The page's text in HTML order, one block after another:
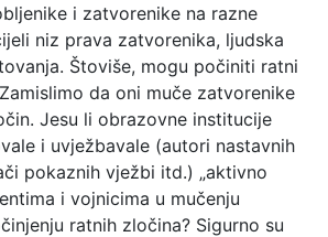
i zatvorenike na razne
niz prava zatvorenika, ljudska
Štoviše, mogu počiniti ratni
da oni muče zatvorenike
Jesu li obrazovne institucije
i uvježbavale (autori nastavnih
pokaznih vježbi itd.) „aktivno
i vojnicima u mučenju
ratnih zločina? Sigurno su